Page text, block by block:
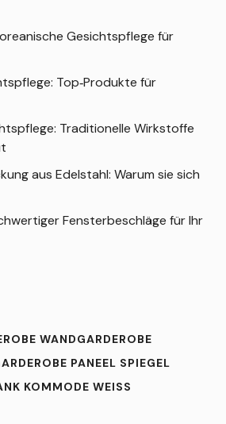
Gesichtspflege für
Top‑Produkte für
Traditionelle Wirkstoffe
aus Edelstahl: Warum sie sich
Fensterbeschläge für Ihr
WANDGARDEROBE
PANEEL SPIEGEL
KOMMODE WEISS